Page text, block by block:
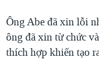
CÁC GIÁ TRỊ CỘNG
THƯỢNG ĐỈNH
TRỊNH VĨNH BÌNH VS.
Ông Abe đã xin lỗi
ông đã xin từ chức
thích hợp khiến tạo